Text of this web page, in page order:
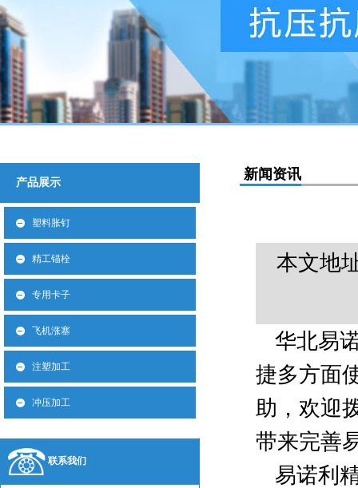
新闻资讯
本文地
华北易
捷多方面
助，欢迎
带来完善
易诺利
产品展示
塑料胀钉
精工锚栓
专用卡子
飞机涨塞
注塑加工
冲压加工
联系我们